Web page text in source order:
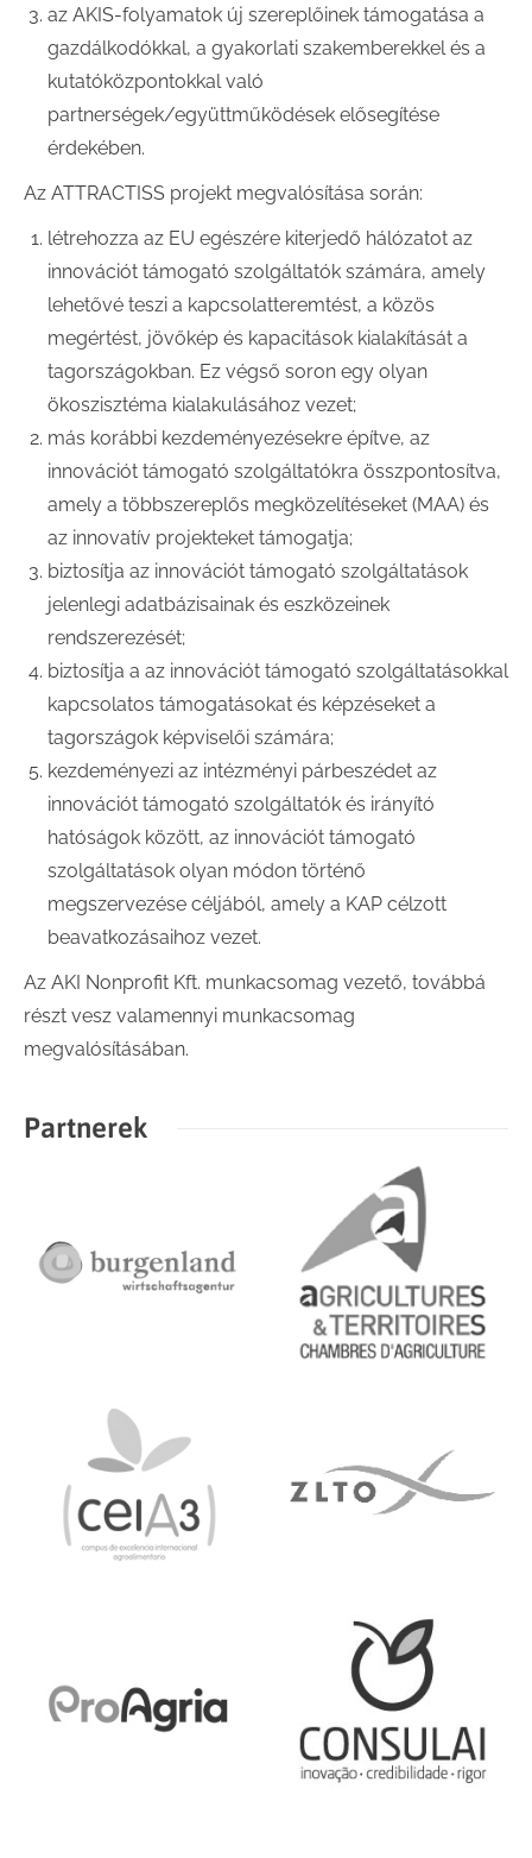
az AKIS-folyamatok új szereplőinek támogatása a
gazdálkodókkal, a gyakorlati szakemberekkel és a
kutatóközpontokkal való
partnerségek/együttműködések elősegítése
érdekében.
Az ATTRACTISS projekt megvalósítása során:
létrehozza az EU egészére kiterjedő hálózatot az
innovációt támogató szolgáltatók számára, amely
lehetővé teszi a kapcsolatteremtést, a közös
megértést, jövőkép és kapacitások kialakítását a
tagországokban. Ez végső soron egy olyan
ökoszisztéma kialakulásához vezet;
más korábbi kezdeményezésekre építve, az
innovációt támogató szolgáltatókra összpontosítva,
amely a többszereplős megközelítéseket (MAA) és
az innovatív projekteket támogatja;
biztosítja az innovációt támogató szolgáltatások
jelenlegi adatbázisainak és eszközeinek
rendszerezését;
biztosítja a az innovációt támogató szolgáltatásokkal
kapcsolatos támogatásokat és képzéseket a
tagországok képviselői számára;
kezdeményezi az intézményi párbeszédet az
innovációt támogató szolgáltatók és irányító
hatóságok között, az innovációt támogató
szolgáltatások olyan módon történő
megszervezése céljából, amely a KAP célzott
beavatkozásaihoz vezet.
Az AKI Nonprofit Kft. munkacsomag vezető, továbbá
részt vesz valamennyi munkacsomag
megvalósításában.
Partnerek